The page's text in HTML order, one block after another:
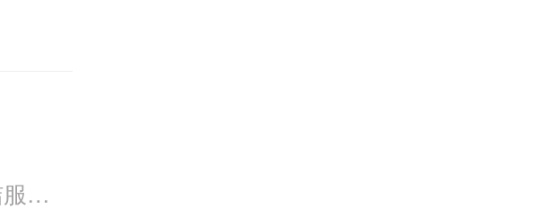
2026年4月15日万州龙驹市场监督管理局保洁服务由重庆美